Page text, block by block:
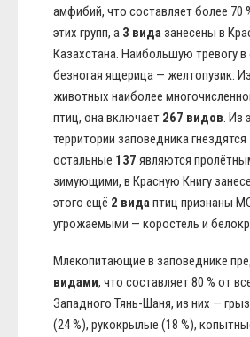
амфибий, что составляет более 70
этих групп, а 3 видазанесены в
Казахстана. Наибольшую тревогу
безногая ящерица — желтопузик.
животных наиболее
птиц, она включает 267 видов. Из
территории заповедника гнездятся
остальные 137 являются
зимующими, в Красную Книгу
этого ещё 2 видаптиц признаны
угрожаемыми — коростель и
Млекопитающие в заповеднике
видами, что составляет 80 % от
Западного Тянь-Шаня, из них —
(24 %), рукокрылые (18 %),